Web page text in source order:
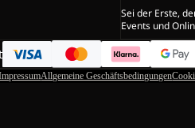
Sei der Erste,
Events und
Allgemeine Geschäftsbedingungen